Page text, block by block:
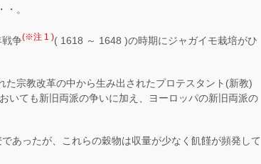
。
戦争(※注 1 )( 1618 ～ 1648 )の時期にジャガイモ栽培がひ
宗教改革の中から生み出されたプロテスタント(新教)
いても新旧両派の争いに加え、ヨーロッパの新旧両派の
あったが、これらの穀物は収量が少なく飢饉が頻発して